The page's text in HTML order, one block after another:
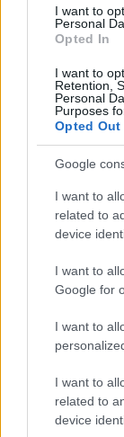
I want to
Personal
Opted In
I want to
Retention,
Personal
Purposes
Opted Out
Google
I want to
related to
device
I want to
Google for
I want to
I want to
related to
device
Több mint